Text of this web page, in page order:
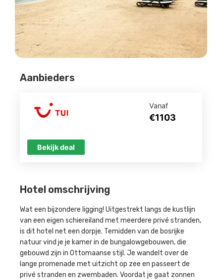
Hotel omschrijving
Wat een bijzondere ligging! Uitgestrekt langs de kustlijn
van een eigen schiereiland met meerdere privé stranden,
is dit hotel net een dorpje. Temidden van de bosrijke
natuur vind je je kamer in de bungalowgebouwen, die
gebouwd zijn in Ottomaanse stijl. Je wandelt over de
lange promenade met uitzicht op zee en passeert de
privé stranden en zwembaden. Voordat je gaat zonnen
Aanbieders
Vanaf
€1103
Bekijk deal